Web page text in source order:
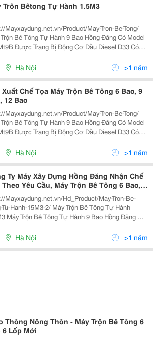
Trôn Bêtong Tự Hành 1.5M3
Mayxaydung.net.vn/Product/May-Tron-Be-Tong/
Bê Tông Tự Hành 9 Bao Hồng Đăng Có Model
Được Trang Bị Động Cơ Dầu Diesel D33 Có
Làm Mát Bằng Gió Nên Dễ Vận Hành, Sử Dụng
Giản, Tiết Kiệm Nhân Công, Hiệu Quả Công Việc
Hà Nội >1 năm
Xuất Chế Tọa Máy Trộn Bê Tông 6 Bao, 9
12 Bao
Mayxaydung.net.vn/Product/May-Tron-Be-Tong/
Bê Tông Tự Hành 9 Bao Hồng Đăng Có Model
Được Trang Bị Động Cơ Dầu Diesel D33 Có
Làm Mát Bằng Gió Nên Dễ Vận Hành, Sử Dụng
Giản, Tiết Kiệm Nhân Công, Hiệu Quả Công Việc
Hà Nội >1 năm
Ty Máy Xây Dựng Hồng Đăng Nhận Chế
Theo Yêu Cầu, Máy Trộn Bê Tông 6 Bao, 9
Mayxaydung.net.vn/Hd_Product/May-Tron-Be-
15M3-2/ Máy Trộn Bê Tông Tự Hành
Đăng Có
Hđ-Mt9B Được Trang Bị Động Cơ Dầu Diesel
Có Đề Nổ, Làm Mát Bằng Gió Nên Dễ Vận Hành,
Hà Nội >1 năm
Thông Nông Thôn - Máy Trộn Bê Tông 6
6 Lốp Mới